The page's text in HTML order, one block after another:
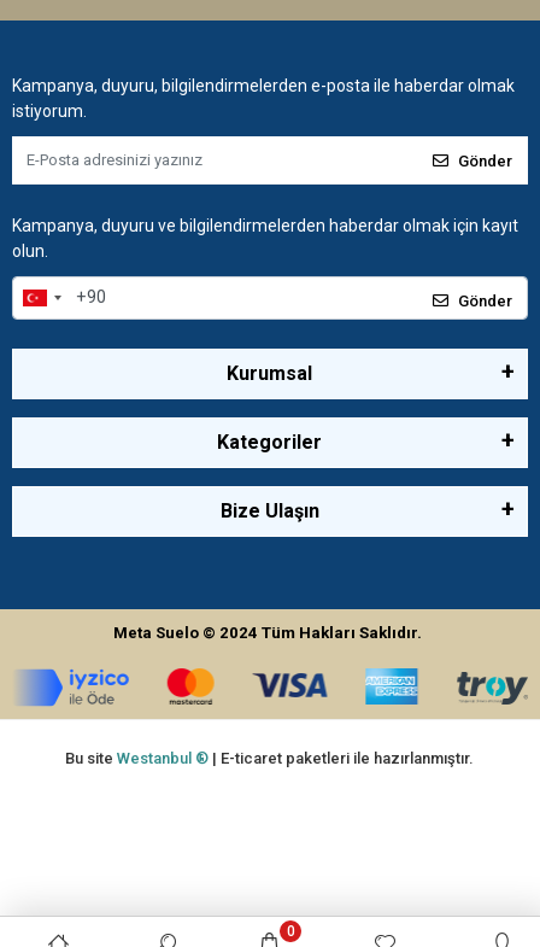
Kampanya, duyuru, bilgilendirmelerden e-posta ile haberdar olmak
istiyorum.
Gönder
Kampanya, duyuru ve bilgilendirmelerden haberdar olmak için kayıt
olun.
Gönder
Kurumsal
Kategoriler
Bize Ulaşın
Meta Suelo © 2024Tüm Hakları Saklıdır.
0
Bu siteWestanbul ® | E-ticaret paketleri ile hazırlanmıştır.